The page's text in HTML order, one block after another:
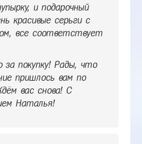
и подарочный
красивые серьги с
все соответствует
за покупку! Рады, что
пришлось вам по
вас снова! С
Наталья!